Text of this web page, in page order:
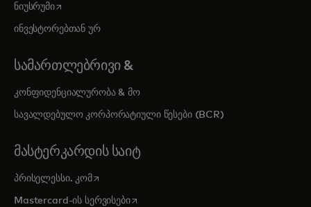
ნიუსრუმიopens in a new tab
ინვესტორებთან ურ
ᲡᲐᲛᲐᲠᲗᲚᲔᲑᲠᲘᲕᲘ &
კონფიდენციალურობა & მო
სავალდებულო კორპორატიული წესები (BCR)
ᲛᲐᲡᲢᲔᲠᲙᲐᲠᲓᲘᲡ ᲡᲐᲘᲢ
პრისელესსი. კომopens in a new tab
Mastercard-ის სერვისებიopens in a new tab